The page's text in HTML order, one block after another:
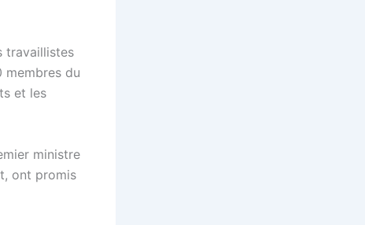
travaillistes
membres du
et les
ministre
ont promis